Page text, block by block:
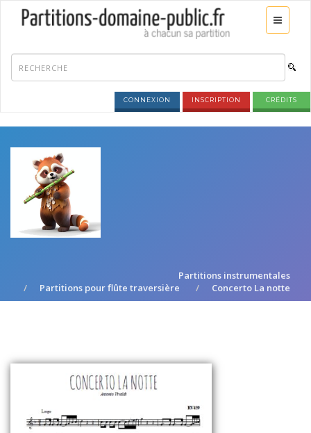
CONNEXION INSCRIPTION CRÉDITS
Partitions instrumentales
Partitions pour flûte traversière
Concerto La notte